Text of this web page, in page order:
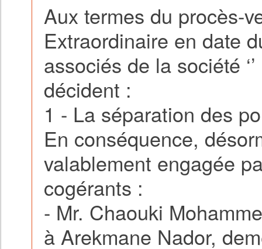
Aux termes du procès-
Extraordinaire en date
associés de la société
décident :
1 - La séparation des
En conséquence,
valablement engagée
cogérants :
- Mr. Chaouki
à Arekmane Nador,